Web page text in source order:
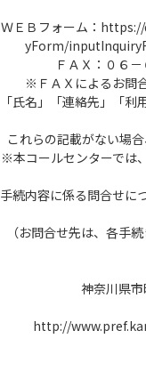
ＷＥＢフォーム：
yForm/
ＦＡＸ：０６
※ＦＡＸによるお問
「氏名」「連絡先」「
これらの記載がない場
※本コールセンターでは
手続内容に係る問合せに
（お問合せ先は、各手
神奈川県
http://